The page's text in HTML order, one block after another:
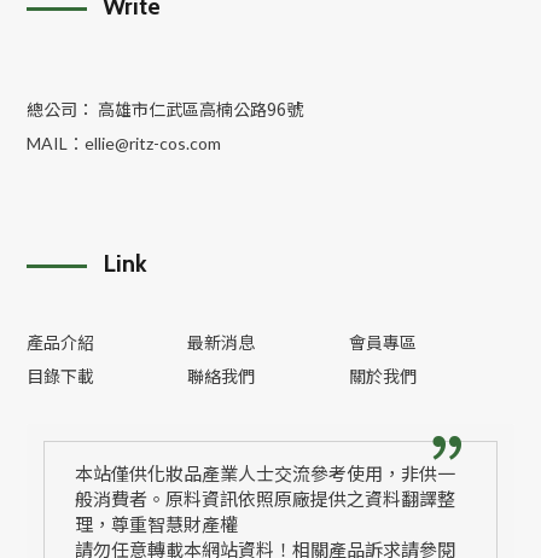
Write
總公司： 高雄市仁武區高楠公路96號
MAIL：ellie@ritz-cos.com
Link
產品介紹 最新消息
會員專區
目錄下載
聯絡我們 關於我們
本站僅供化妝品產業人士交流參考使用，非供一
般消費者。原料資訊依照原廠提供之資料翻譯整
理，尊重智慧財產權
請勿任意轉載本網站資料！相關產品訴求請參閱